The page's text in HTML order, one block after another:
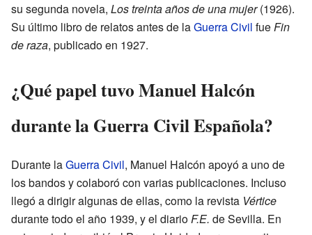
su segunda novela, Los treinta años de una mujer(1926).
Su último libro de relatos antes de laGuerra Civil fueFin
de raza, publicado en 1927.
¿Qué papel tuvo Manuel Halcón
durante la Guerra Civil Española?
Durante laGuerra Civil, Manuel Halcón apoyó a uno de
los bandos y colaboró con varias publicaciones. Incluso
llegó a dirigir algunas de ellas, como la revista Vértice
durante todo el año 1939, y el diarioF.E. de Sevilla. En